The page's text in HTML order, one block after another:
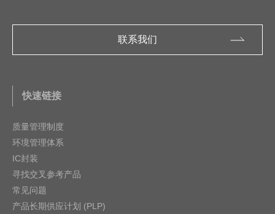
联系我们
快速链接
质量管理制度
环境管理体系
IC封装
寻找交叉参考产品
常见问题
产品长期供应计划 (PLP)